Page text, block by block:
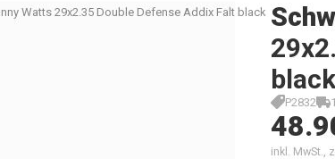
Watts 29x2.35 Double Defense Addix Falt black
black
P2832
inkl. MwSt.,